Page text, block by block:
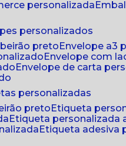
personalizada
personalizados
preto
envelope a3
envelope com
envelope de carta
personalizadas
preto
etiqueta
etiqueta personalizada
etiqueta adesiva